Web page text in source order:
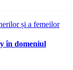
și a femeilor
în domeniul